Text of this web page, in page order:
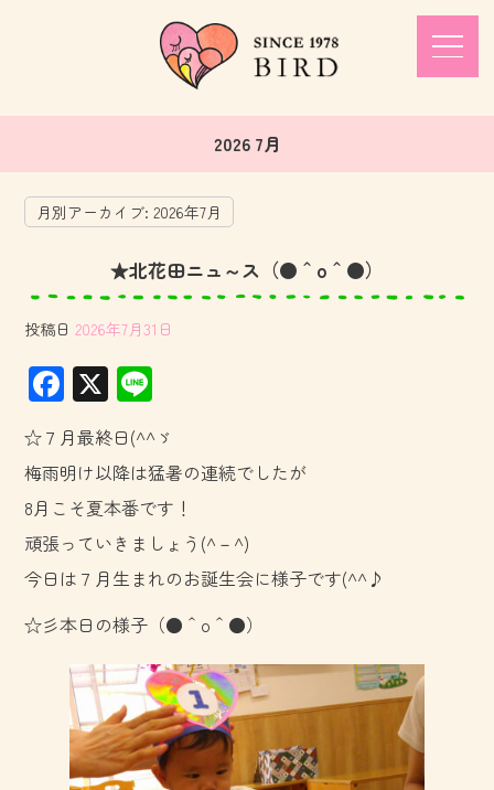
2026 7月
月別アーカイブ:2026年7月
★北花田ニュ～ス（●＾o＾●）
投稿日 2026年7月31日
F
ac
e
b
o
ok
X
ne
☆７月最終日(^^ゞ
梅雨明け以降は猛暑の連続でしたが
8月こそ夏本番です！
頑張っていきましょう(^－^)
今日は７月生まれのお誕生会に様子です(^^♪
☆彡本日の様子（●＾o＾●）